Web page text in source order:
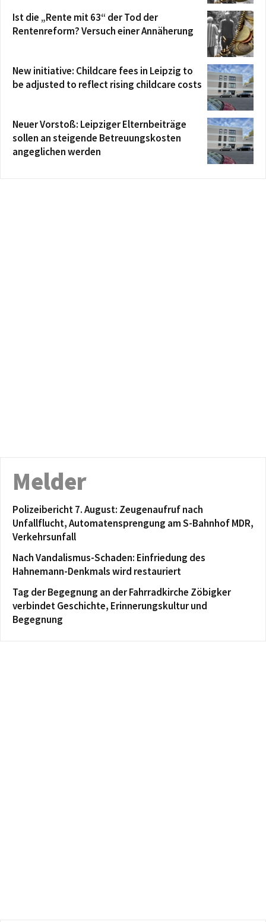
Ist die „Rente mit 63“ der Tod der
Rentenreform? Versuch einer Annäherung
New initiative: Childcare fees in Leipzig to
be adjusted to reflect rising childcare costs
Neuer Vorstoß: Leipziger Elternbeiträge
sollen an steigende Betreuungskosten
angeglichen werden
Melder
Polizeibericht 7. August: Zeugenaufruf nach
Unfallflucht, Automatensprengung am S-Bahnhof MDR,
Verkehrsunfall
Nach Vandalismus-Schaden: Einfriedung des
Hahnemann-Denkmals wird restauriert
Tag der Begegnung an der Fahrradkirche Zöbigker
verbindet Geschichte, Erinnerungskultur und
Begegnung